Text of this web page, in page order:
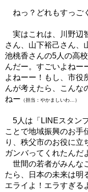
ねっ？どれもすっご
実はこれは、川野辺
さん、山下裕己さん、
池桃香さんの5人の高
んだー。すごいよねー
よねーー！もし、市役
んが考えたら、こんな
ねー （担当：やかましいわ…）
5人は「LINEスタン
ことで地域振興のお手
り、秩父市のお役に立
ガンバってくれたんだ
世間の若者がみんな
たら、日本の未来は明
エライよ！エラすぎる